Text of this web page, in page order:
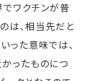
でワクチンが普
は、相当先だと
った意味では、
ったものにつ